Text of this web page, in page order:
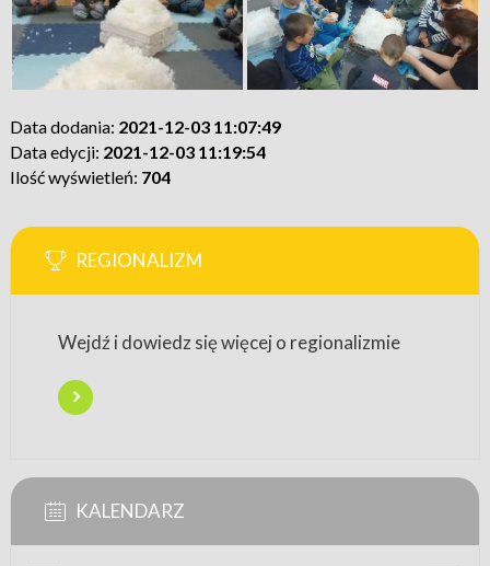
Data dodania: 2021-12-03 11:07:49
Data edycji: 2021-12-03 11:19:54
Ilość wyświetleń: 704
REGIONALIZM
Wejdź i dowiedz się więcej o regionalizmie
KALENDARZ